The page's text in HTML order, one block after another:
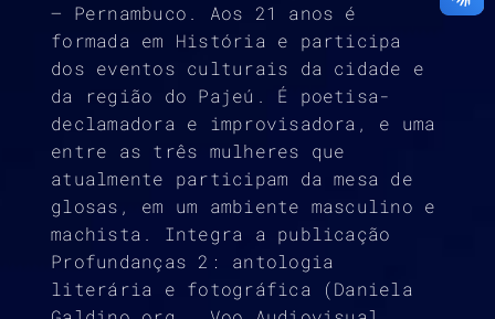
– Pernambuco. Aos 21 anos é
formada em História e participa
dos eventos culturais da cidade e
da região do Pajeú. É poetisa-
declamadora e improvisadora, e uma
entre as três mulheres que
atualmente participam da mesa de
glosas, em um ambiente masculino e
machista. Integra a publicação
Profundanças 2: antologia
literária e fotográfica (Daniela